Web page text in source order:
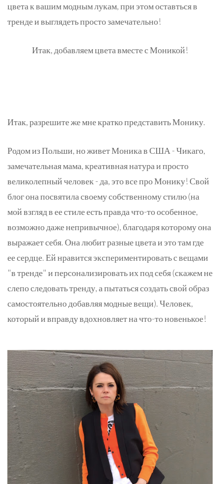
цвета к вашим модным лукам, при этом оставться в
тренде и выглядеть просто замечательно!
Итак, добавляем цвета вместе с Моникой!
Итак, разрешите же мне кратко представить Монику.
Родом из Польши, но живет Моника в США - Чикаго,
замечательная мама, креативная натура и просто
великолепный человек - да, это все про Монику! Свой
блог она посвятила своему собственному стилю (на
мой взгляд в ее стиле есть правда что-то особенное,
возможно даже непривычное), благодаря которому она
выражает себя. Она любит разные цвета и это там где
ее сердце. Ей нравится экспериментировать с вещами
"в тренде" и персонализировать их под себя (скажем не
слепо следовать тренду, а пытаться создать свой образ
самостоятельно добавляя модные вещи). Человек,
который и вправду вдохновляет на что-то новенькое!